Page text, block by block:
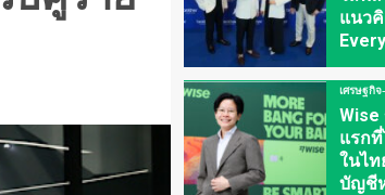
แนวคิ
เศรษฐกิจ
Wise
แรก
ในไท
บัญชี